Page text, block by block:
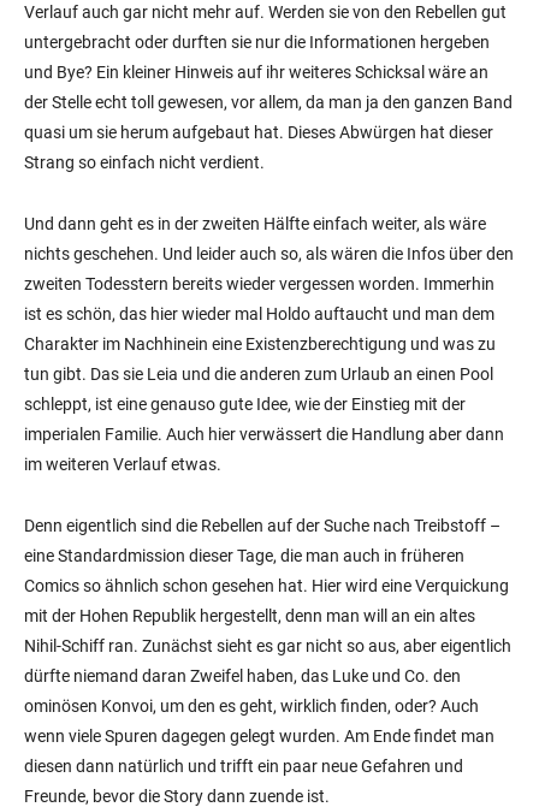
Verlauf auch gar nicht mehr auf. Werden sie von den Rebellen gut
untergebracht oder durften sie nur die Informationen hergeben
und Bye? Ein kleiner Hinweis auf ihr weiteres Schicksal wäre an
der Stelle echt toll gewesen, vor allem, da man ja den ganzen Band
quasi um sie herum aufgebaut hat. Dieses Abwürgen hat dieser
Strang so einfach nicht verdient.
Und dann geht es in der zweiten Hälfte einfach weiter, als wäre
nichts geschehen. Und leider auch so, als wären die Infos über den
zweiten Todesstern bereits wieder vergessen worden. Immerhin
ist es schön, das hier wieder mal Holdo auftaucht und man dem
Charakter im Nachhinein eine Existenzberechtigung und was zu
tun gibt. Das sie Leia und die anderen zum Urlaub an einen Pool
schleppt, ist eine genauso gute Idee, wie der Einstieg mit der
imperialen Familie. Auch hier verwässert die Handlung aber dann
im weiteren Verlauf etwas.
Denn eigentlich sind die Rebellen auf der Suche nach Treibstoff –
eine Standardmission dieser Tage, die man auch in früheren
Comics so ähnlich schon gesehen hat. Hier wird eine Verquickung
mit der Hohen Republik hergestellt, denn man will an ein altes
Nihil-Schiff ran. Zunächst sieht es gar nicht so aus, aber eigentlich
dürfte niemand daran Zweifel haben, das Luke und Co. den
ominösen Konvoi, um den es geht, wirklich finden, oder? Auch
wenn viele Spuren dagegen gelegt wurden. Am Ende findet man
diesen dann natürlich und trifft ein paar neue Gefahren und
Freunde, bevor die Story dann zuende ist.